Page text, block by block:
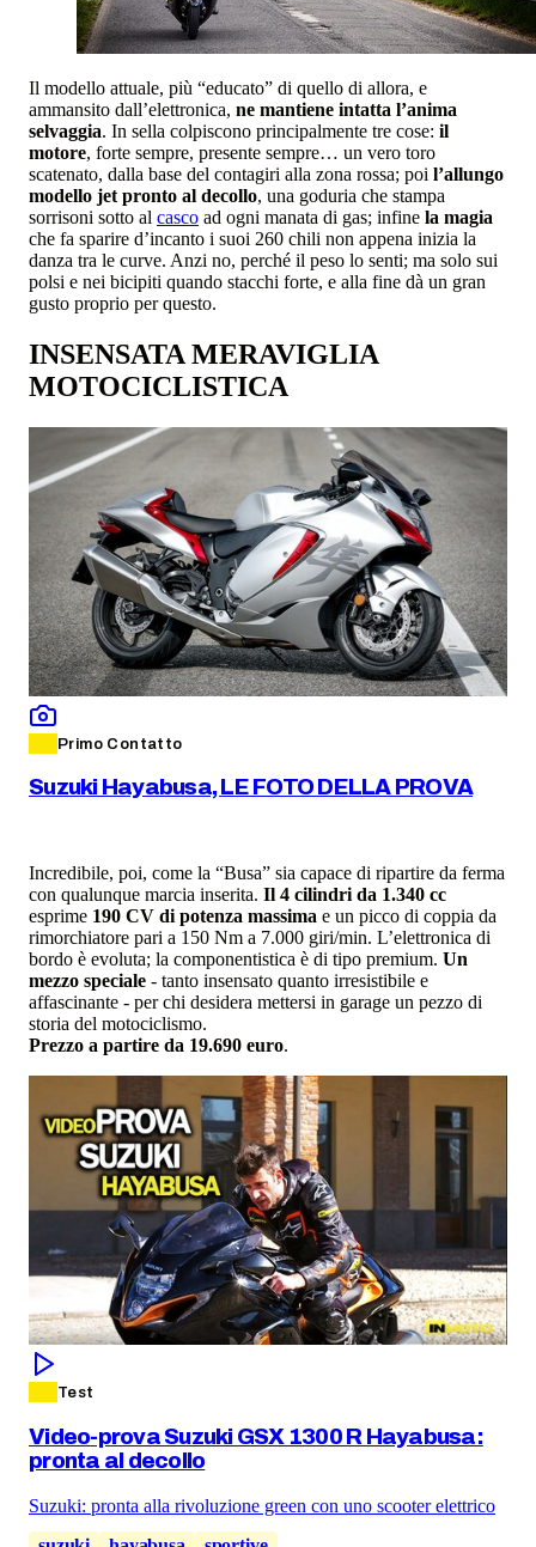
Il modello attuale, più “educato” di quello di allora, e
ammansito dall’elettronica, ne mantiene intatta l’anima
selvaggia. In sella colpiscono principalmente tre cose: il
motore, forte sempre, presente sempre… un vero toro
scatenato, dalla base del contagiri alla zona rossa; poi l’allungo
modello jet pronto al decollo, una goduria che stampa
sorrisoni sotto al casco ad ogni manata di gas; infine la magia
che fa sparire d’incanto i suoi 260 chili non appena inizia la
danza tra le curve. Anzi no, perché il peso lo senti; ma solo sui
polsi e nei bicipiti quando stacchi forte, e alla fine dà un gran
gusto proprio per questo.
INSENSATA MERAVIGLIA
MOTOCICLISTICA
Primo Contatto
Suzuki Hayabusa, LE FOTO DELLA PROVA
Incredibile, poi, come la “Busa” sia capace di ripartire da ferma
con qualunque marcia inserita. Il 4 cilindri da 1.340 cc
esprime 190 CV di potenza massima e un picco di coppia da
rimorchiatore pari a 150 Nm a 7.000 giri/min. L’elettronica di
bordo è evoluta; la componentistica è di tipo premium. Un
mezzo speciale - tanto insensato quanto irresistibile e
affascinante - per chi desidera mettersi in garage un pezzo di
storia del motociclismo.
Prezzo a partire da 19.690 euro.
Test
Video-prova Suzuki GSX 1300 R Hayabusa:
pronta al decollo
Suzuki: pronta alla rivoluzione green con uno scooter elettrico